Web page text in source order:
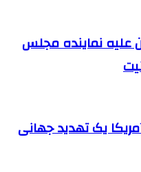
علیه نماینده مجلس
یک تهدید جهانی